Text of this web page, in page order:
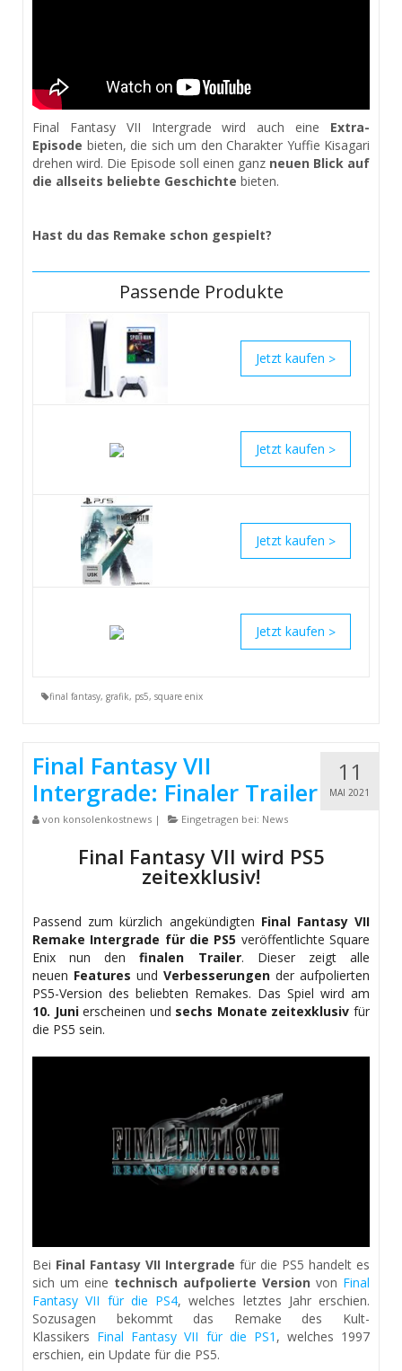
Final Fantasy VII Intergrade wird auch eine Extra-
Episode bieten, die sich um den Charakter Yuffie Kisagari
drehen wird. Die Episode soll einen ganz neuen Blick auf
die allseits beliebte Geschichte bieten.
Hast du das Remake schon gespielt?
Passende Produkte
>
>
>
>
final fantasy, grafik, ps5, square enix
11
MAI 2021
Final Fantasy VII
Intergrade: Finaler Trailer
von konsolenkostnews | Eingetragen bei: News
Final Fantasy VII wird PS5
zeitexklusiv!
Passend zum kürzlich angekündigten Final Fantasy VII
Remake Intergrade für die PS5 veröffentlichte Square
Enix nun denfinalen Trailer. Dieser zeigt alle
neuen Features und Verbesserungen der aufpolierten
PS5-Version des beliebten Remakes. Das Spiel wird am
10. Junierscheinen und sechs Monate zeitexklusiv für
die PS5 sein.
Bei Final Fantasy VII Intergrade für die PS5 handelt es
sich um eine technisch aufpolierte Version von Final
Fantasy VII für die PS4, welches letztes Jahr erschien.
Sozusagen bekommt das Remake des Kult-
Klassikers Final Fantasy VII für die PS1 , welches 1997
erschien, ein Update für die PS5.